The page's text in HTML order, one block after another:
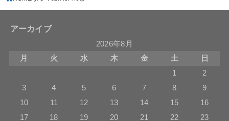
アーカイブ
2026年8月
月
火 水 木 金 土
日
1
2
3
4 5 6 7 8
9
10
11 12 13 14 15
16
17
18 19 20 21 22
23